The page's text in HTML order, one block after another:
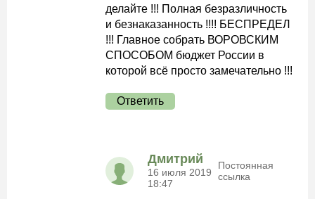
делайте !!! Полная безразличность
и безнаказанность !!!! БЕСПРЕДЕЛ
!!! Главное собрать ВОРОВСКИМ
СПОСОБОМ бюджет России в
которой всё просто замечательно !!!
Ответить
Дмитрий
16 июля 2019
18:47
Постоянная
ссылка